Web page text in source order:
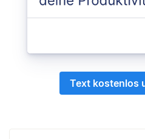
Text kostenlos